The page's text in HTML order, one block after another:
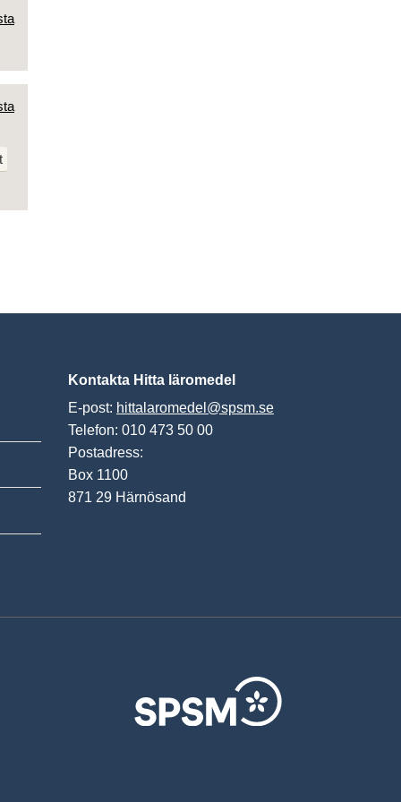
Kontakta Hitta läromedel
E-post: hittalaromedel@spsm.se
Telefon: 010 473 50 00
Postadress:
Box 1100
871 29 Härnösand